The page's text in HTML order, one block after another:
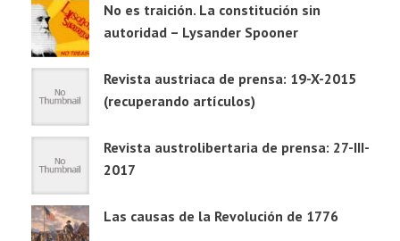
No es traición. La constitución sin
autoridad – Lysander Spooner
Revista austriaca de prensa: 19-X-2015
(recuperando artículos)
Revista austrolibertaria de prensa: 27-III-
2017
Las causas de la Revolución de 1776